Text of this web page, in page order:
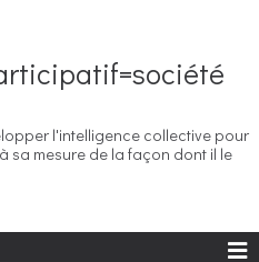
l'intelligence collective pour
sa mesure de la façon dont il le